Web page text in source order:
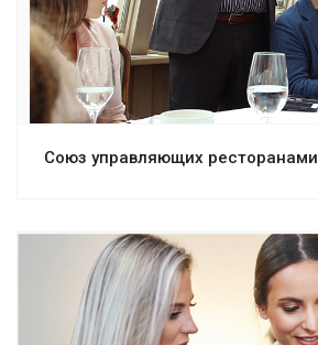
Союз управляющих ресторанами